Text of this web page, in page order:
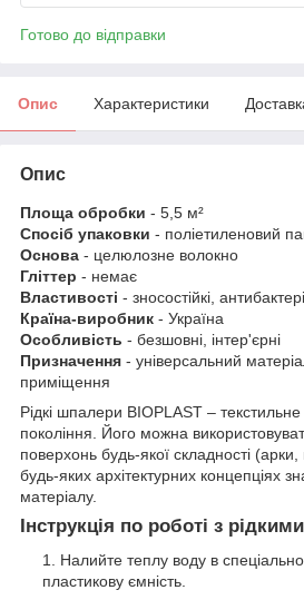
Готово до відправки
Опис Характеристики
Опис
Площа обробки - 5,5 м²
Спосіб упаковки - поліетиленовий
Основа - целюлозне волокно
Гліттер - немає
Властивості - зносостійкі,
Країна-виробник - Україна
Особливість - безшовні, інтер'єрні
Призначення - універсальний
приміщення
Рідкі шпалери BIOPLAST –
покоління. Його можна
поверхонь будь-якої складності
будь-яких архітектурних концепціях
матеріалу.
Інструкція по роботі з
Налийте теплу воду в
пластикову ємність.